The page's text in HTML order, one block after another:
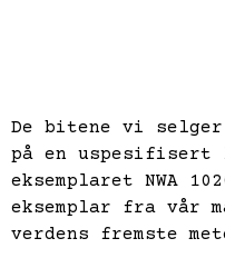
De bitene vi selger
på en uspesifisert
eksemplaret NWA
eksemplar fra vår
verdens fremste